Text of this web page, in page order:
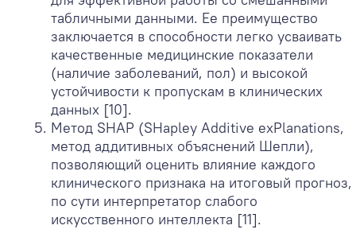
табличными данными. Ее преимущество
заключается в способности легко усваивать
качественные медицинские показатели
(наличие заболеваний, пол) и высокой
устойчивости к пропускам в клинических
данных [10].
Метод SHAP (SHapley Additive exPlanations,
метод аддитивных объяснений Шепли),
позволяющий оценить влияние каждого
клинического признака на итоговый прогноз,
по сути интерпретатор слабого
искусственного интеллекта [11].